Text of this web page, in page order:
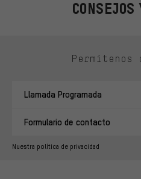
CONSEJOS
Permítenos
Llamada Programada
Formulario de contacto
Nuestra política de privacidad